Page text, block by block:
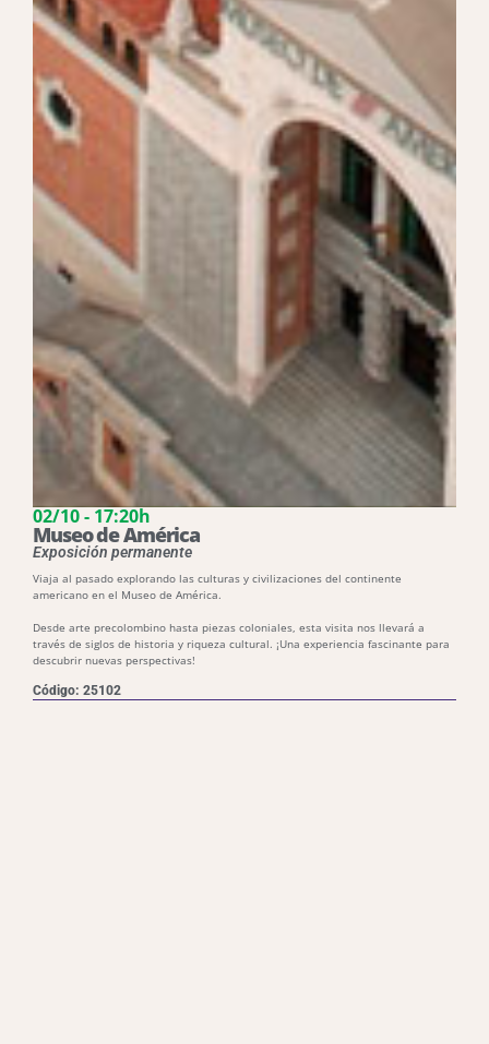
02/10 - 17:20h
Museo de América
Exposición permanente
Viaja al pasado explorando las culturas y civilizaciones del continente
americano en el Museo de América.
Desde arte precolombino hasta piezas coloniales, esta visita nos llevará a
través de siglos de historia y riqueza cultural. ¡Una experiencia fascinante para
descubrir nuevas perspectivas!
Código: 25102